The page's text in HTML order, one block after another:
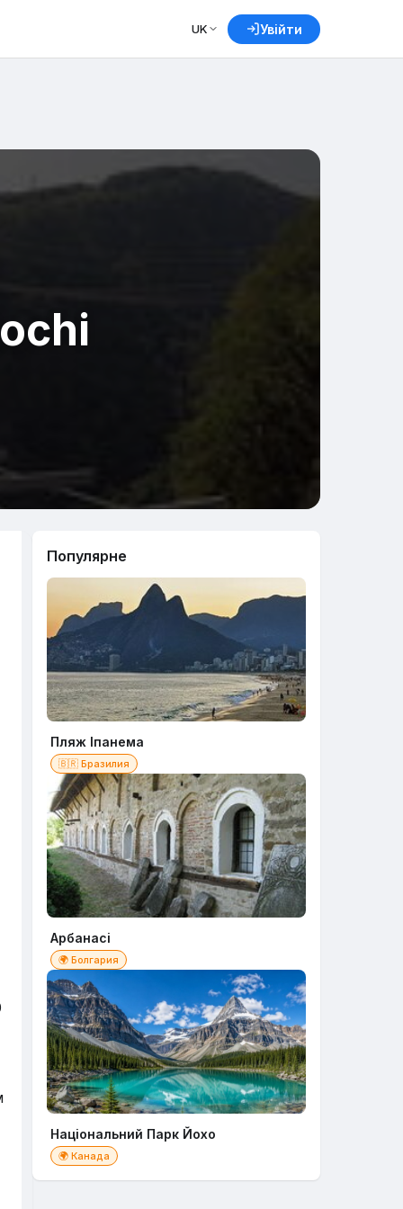
UK Увійти
Популярне
Пляж Іпанема
🇧🇷 Бразилия
Арбанасі
🌍 Болгария
Національний Парк Йохо
🌍 Канада